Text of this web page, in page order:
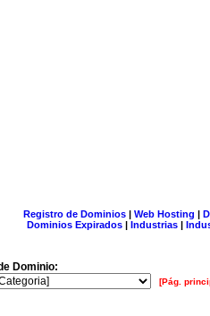
Registro de Dominios| Web Hosting |
Dominios Expirados | Industrias |
Dominio:
[Pág.